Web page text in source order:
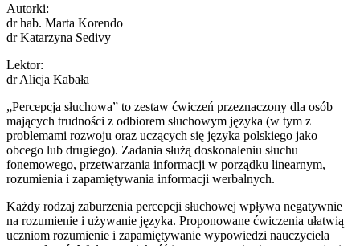
Autorki:
dr hab. Marta Korendo
dr Katarzyna Sedivy
Lektor:
dr Alicja Kabała
„Percepcja słuchowa” to zestaw ćwiczeń przeznaczony dla osób
mających trudności z odbiorem słuchowym języka (w tym z
problemami rozwoju oraz uczących się języka polskiego jako
obcego lub drugiego). Zadania służą doskonaleniu słuchu
fonemowego, przetwarzania informacji w porządku linearnym,
rozumienia i zapamiętywania informacji werbalnych.
Każdy rodzaj zaburzenia percepcji słuchowej wpływa negatywnie
na rozumienie i używanie języka. Proponowane ćwiczenia ułatwią
uczniom rozumienie i zapamiętywanie wypowiedzi nauczyciela